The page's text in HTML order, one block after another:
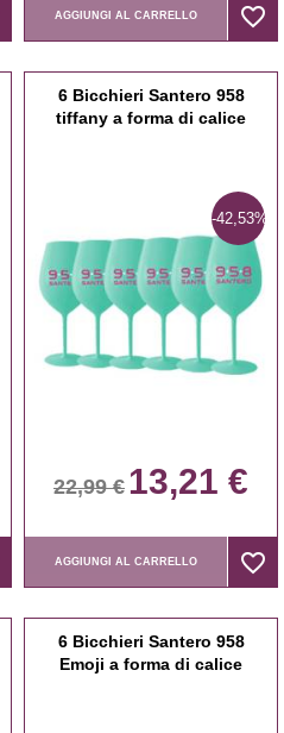
AGGIUNGI AL CARRELLO favorite_border
favorite_border
6 Bicchieri Santero 958
tiffany a forma di calice
-42,53%
22,99 € 13,21 €
AGGIUNGI AL CARRELLO favorite_border
favorite_border
6 Bicchieri Santero 958
Emoji a forma di calice